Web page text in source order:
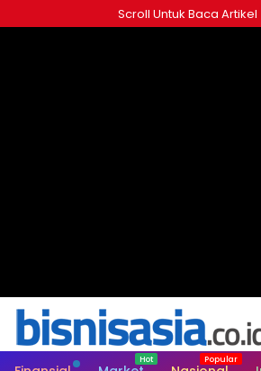
ke
Scroll Untuk Baca Artikel